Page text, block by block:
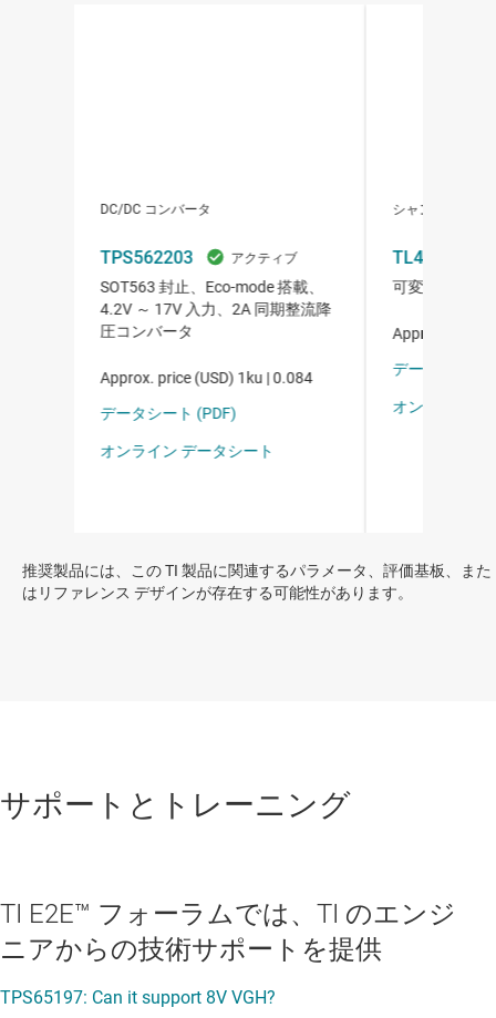
推奨製品には、この TI 製品に関連するパラメータ、評価基板、また
はリファレンス デザインが存在する可能性があります。
サポートとトレーニング
TI E2E™ フォーラムでは、TI のエンジ
ニアからの技術サポートを提供